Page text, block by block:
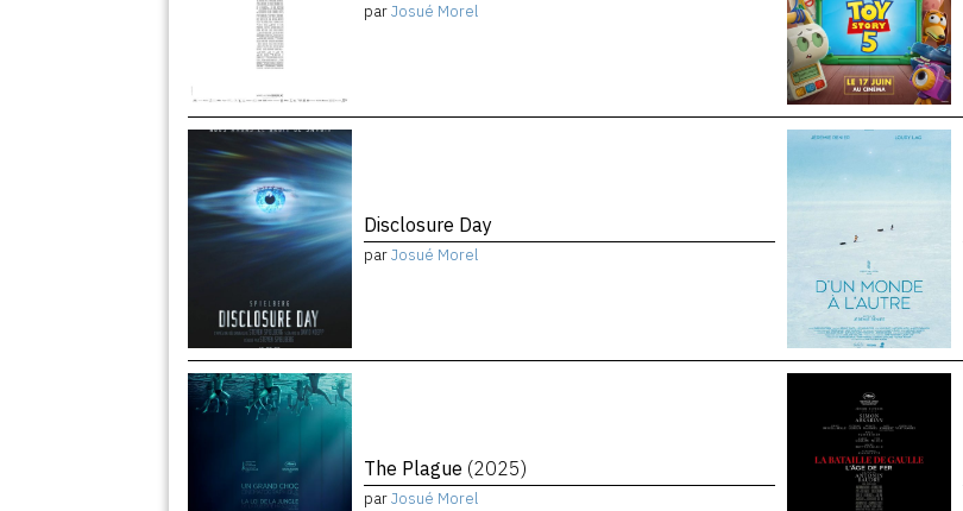
parJosué Morel
Disclosure Day
parJosué Morel
The Plague (2025)
parJosué Morel